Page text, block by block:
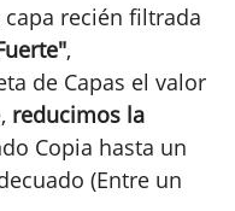
recién filtrada
,
de Capas el valor
reducimos la
Copia hasta un
(Entre un